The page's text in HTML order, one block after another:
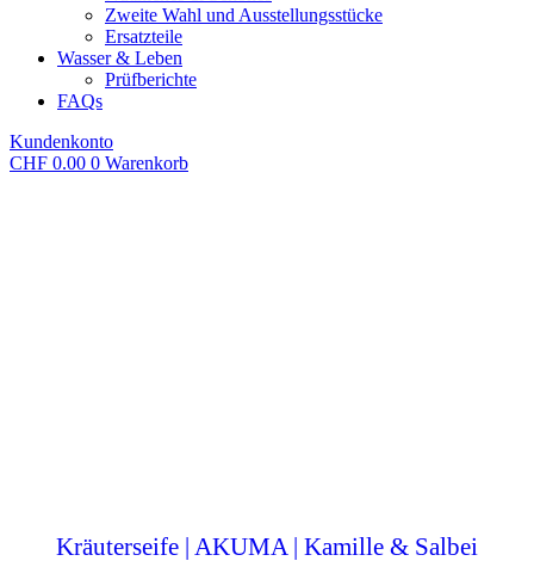
Zweite Wahl und Ausstellungsstücke
Ersatzteile
Wasser & Leben
Prüfberichte
FAQs
Kundenkonto
CHF 0.00 0 Warenkorb
Kräuterseife | AKUMA | Kamille & Salbei